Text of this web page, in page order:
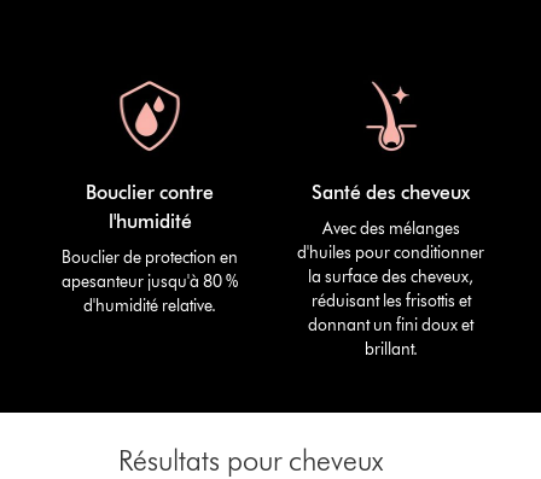
Bouclier contre
l'humidité
Bouclier de protection en
apesanteur jusqu'à 80 %
d'humidité relative.
Santé des cheveux
Avec des mélanges
d'huiles pour conditionner
la surface des cheveux,
réduisant les frisottis et
donnant un fini doux et
brillant.
Résultats pour cheveux